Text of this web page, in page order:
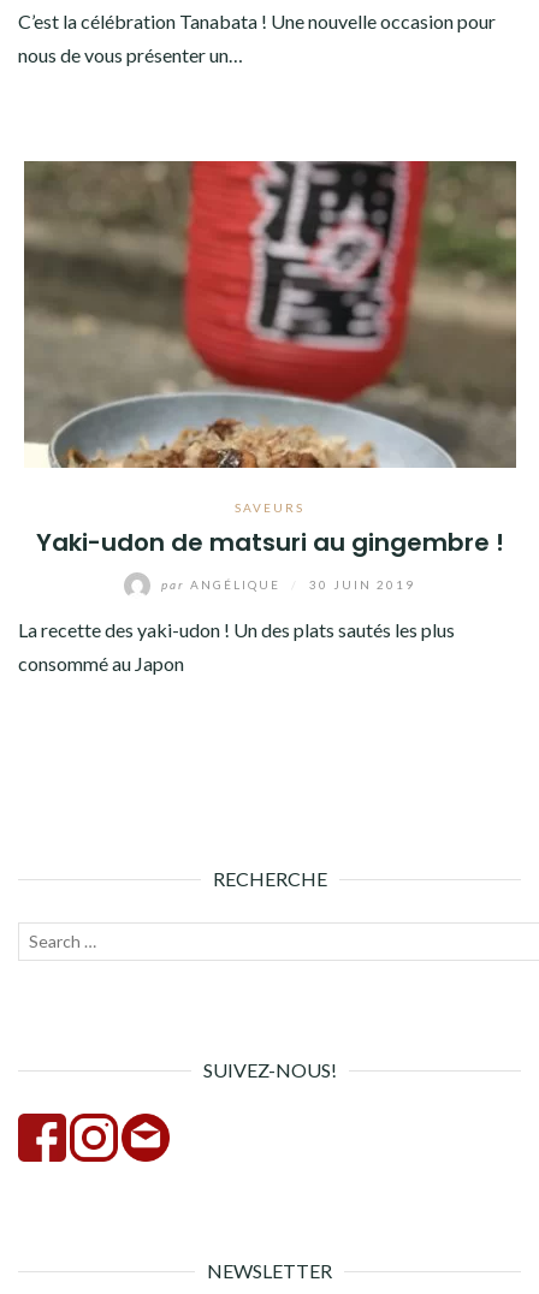
C’est la célébration Tanabata ! Une nouvelle occasion pour
nous de vous présenter un…
SAVEURS
Yaki-udon de matsuri au gingembre !
par ANGÉLIQUE 30 JUIN 2019
La recette des yaki-udon ! Un des plats sautés les plus
consommé au Japon
RECHERCHE
Recherche
SUIVEZ-NOUS!
NEWSLETTER